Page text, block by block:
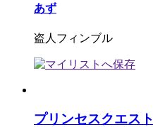
あず
盗人フィンブル
プリンセスクエスト